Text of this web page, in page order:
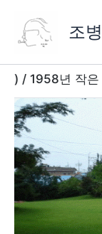
조
1958년 작은